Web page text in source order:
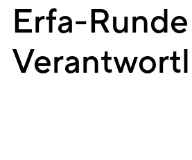
Erfa-